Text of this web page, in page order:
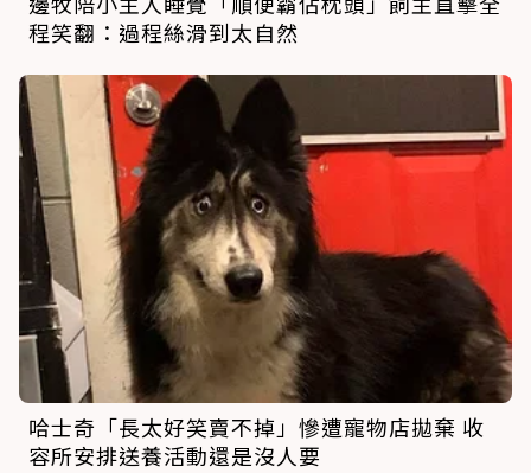
程笑翻：過程絲滑到太自然
哈士奇「長太好笑賣不掉」慘遭寵物店拋棄 收
容所安排送養活動還是沒人要